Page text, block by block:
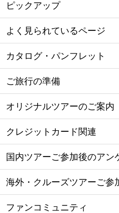
ピックアップ
よく見られているページ
カタログ・パンフレット
ご旅行の準備
オリジナルツアーのご案内
クレジットカード関連
国内ツアーご参加後のアン
海外・クルーズツアーご参
ファンコミュニティ